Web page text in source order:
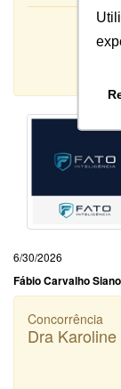
6/30/2026
Fábio Carvalho Siano
Concorrência
Dra